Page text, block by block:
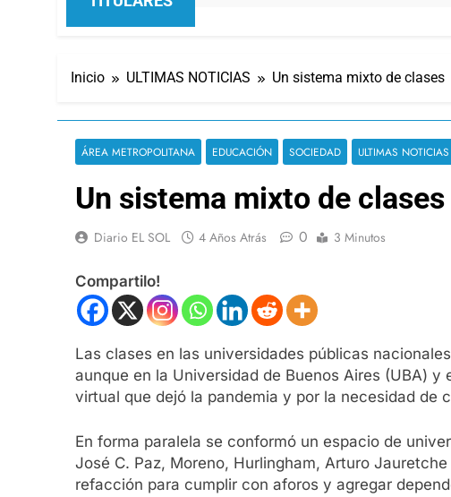
Inicio ULTIMAS NOTICIAS Un sistema mixto de clases
ÁREA METROPOLITANA EDUCACIÓN SOCIEDAD ULTIMAS NOTICIAS
Un sistema mixto de clases
Diario EL SOL 4 Años Atrás 0 3 Minutos
Compartilo!
Las clases en las universidades públicas
aunque en la Universidad de Buenos Aires (UBA)
virtual que dejó la pandemia y por la necesidad de
En forma paralela se conformó un espacio de
José C. Paz, Moreno, Hurlingham, Arturo
refacción para cumplir con aforos y agregar